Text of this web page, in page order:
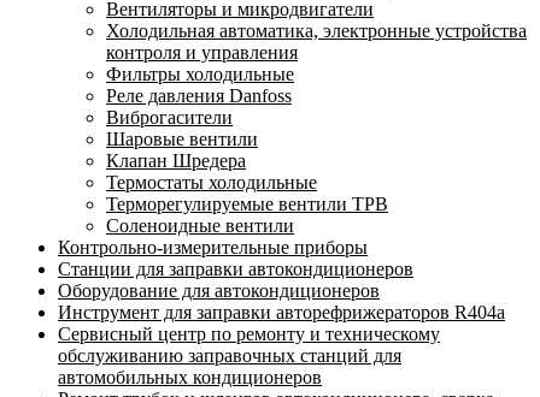
Вентиляторы и микродвигатели
Холодильная автоматика, электронные устройства
контроля и управления
Фильтры холодильные
Реле давления Danfoss
Виброгасители
Шаровые вентили
Клапан Шредера
Термостаты холодильные
Терморегулируемые вентили ТРВ
Соленоидные вентили
Контрольно-измерительные приборы
Станции для заправки автокондиционеров
Оборудование для автокондиционеров
Инструмент для заправки авторефрижераторов R404a
Сервисный центр по ремонту и техническому
обслуживанию заправочных станций для
автомобильных кондиционеров